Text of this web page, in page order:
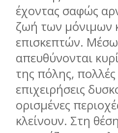
έχοντας σαφώς
ζωή των μόνιμων
επισκεπτών.
απευθύνονται
της πόλης,
επιχειρήσεις
ορισμένες
κλείνουν. Στη